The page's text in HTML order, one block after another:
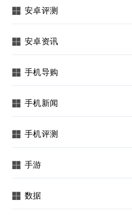
安卓评测
安卓资讯
手机导购
手机新闻
手机评测
手游
数据